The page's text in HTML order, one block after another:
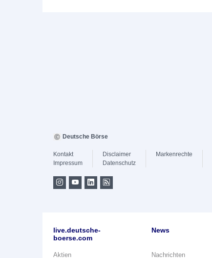
Deutsche Börse
Kontakt
Impressum
Disclaimer
Datenschutz
Markenrechte
live.deutsche-
boerse.com
Aktien
News
Nachrichten